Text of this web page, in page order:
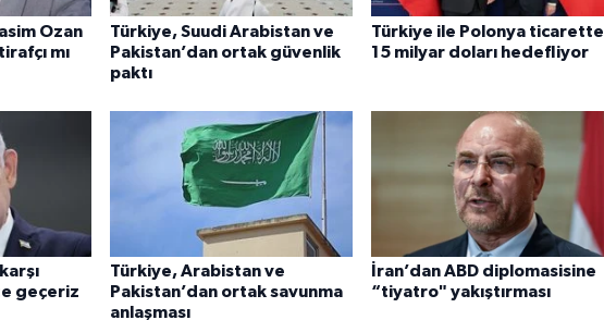
Ozan
mı
Türkiye, Suudi Arabistan ve
Pakistan’dan ortak güvenlik
paktı
Türkiye ile Polonya ticarette
15 milyar doları hedefliyor
geçeriz
Türkiye, Arabistan ve
Pakistan’dan ortak savunma
anlaşması
İran’dan ABD diplomasisine
“tiyatro" yakıştırması